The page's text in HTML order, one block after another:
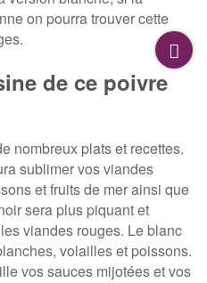
on pourra trouver cette
de ce poivre
nombreux plats et recettes.
sublimer vos viandes
et fruits de mer ainsi que
sera plus piquant et
viandes rouges. Le blanc
volailles et poissons.
vos sauces mijotées et vos